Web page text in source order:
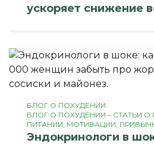
ускоряет снижение
БЛОГ О ПОХУДЕНИИ
БЛОГ О ПОХУДЕНИИ – СТАТЬИ
ПИТАНИИ, МОТИВАЦИИ,
Эндокринологи в